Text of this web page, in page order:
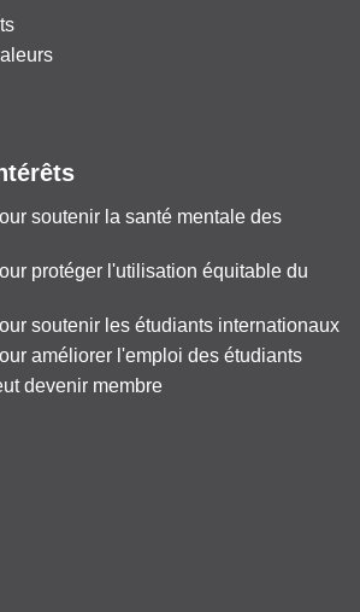
soutenir la santé mentale des
protéger l'utilisation équitable du
soutenir les étudiants internationaux
améliorer l'emploi des étudiants
devenir membre